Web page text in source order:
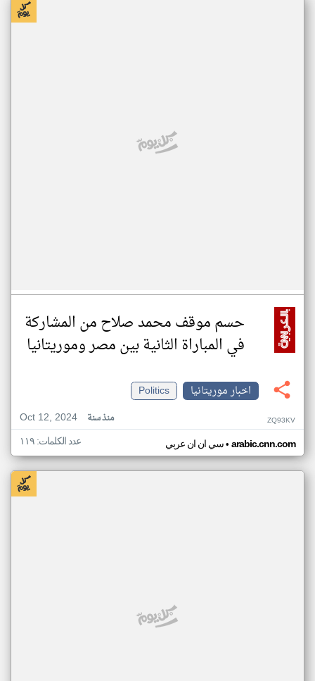
حسم موقف محمد صلاح من المشاركة
في المباراة الثانية بين مصر وموريتانيا
اخبار موريتانيا
Politics
Oct 12, 2024
منذ سنة ZQ93KV
سي ان ان عربي• arabic.cnn.com عدد الكلمات: ١١٩